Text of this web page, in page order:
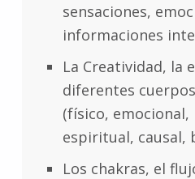
sensaciones,
informaciones
La Creatividad, la
diferentes
(físico, emocional,
espiritual, causal,
Los chakras, el